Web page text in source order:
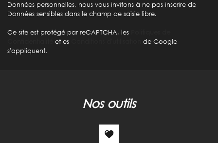
Propriétaires (vs. locataires)
46,45 %
Taxe foncière
Habitants de moins de 25 ans
Nombre d'enfants par famille
Familles avec 1 ou 2 enfants
Données personnelles, nous vous invitons à ne pas inscrire de
Données sensibles dans le champ de saisie libre.
Ce site est protégé par reCAPTCHA, les
et es
de Google
s'appliquent.
nos outils